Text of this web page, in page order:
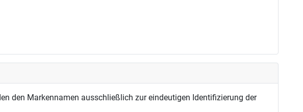
den Markennamen ausschließlich zur eindeutigen Identifizierung der